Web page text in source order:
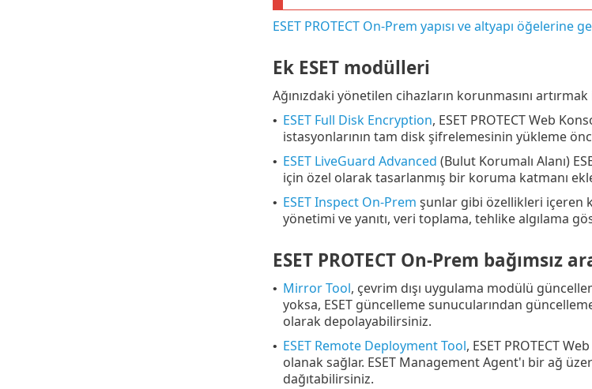
ESET PROTECT On-Prem yapısı ve altyapı öğelerine
Ek ESET modülleri
Ağınızdaki yönetilen cihazların korunmasını
• ESET Full Disk Encryption, ESET PROTECT Web
istasyonlarının tam disk şifrelemesinin yükleme
• ESET LiveGuard Advanced (Bulut Korumalı Alanı)
için özel olarak tasarlanmış bir koruma katmanı
• ESET Inspect On-Prem şunlar gibi özellikleri içeren
yönetimi ve yanıtı, veri toplama, tehlike algılama
ESET PROTECT On-Prem bağımsız
• Mirror Tool, çevrim dışı uygulama modülü
yoksa, ESET güncelleme sunucularından
olarak depolayabilirsiniz.
• ESET Remote Deployment Tool, ESET PROTECT
olanak sağlar. ESET Management Agent'ı bir ağ
dağıtabilirsiniz.